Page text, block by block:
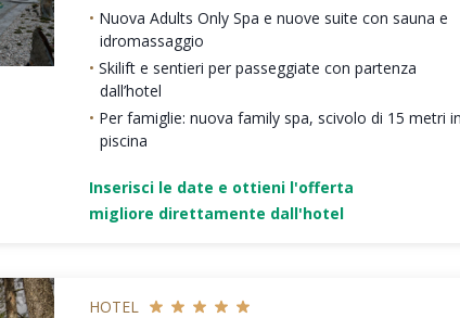
Nuova Adults Only Spa e nuove suite con sauna e
idromassaggio
Skilift e sentieri per passeggiate con partenza
dall’hotel
Per famiglie: nuova family spa, scivolo di 15 metri in
piscina
Inserisci le date e ottieni l'offerta
migliore direttamente dall'hotel
HOTEL